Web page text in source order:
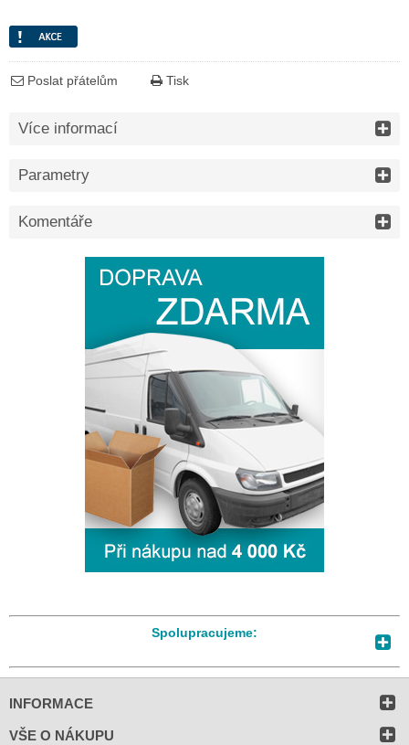
Poslat přátelům Tisk
Více informací
Parametry
Komentáře
Spolupracujeme:
INFORMACE
VŠE O NÁKUPU